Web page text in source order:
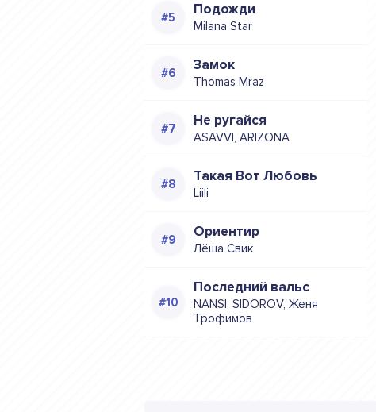
Подожди
Milana Star
Замок
Thomas Mraz
Не ругайся
ASAVVI, ARIZONA
Такая Вот Любовь
Liili
Ориентир
Лёша Свик
Последний вальс
NANSI, SIDOROV, Женя
Трофимов